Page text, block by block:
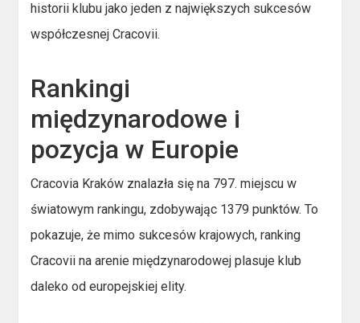
historii klubu jako jeden z największych sukcesów
współczesnej Cracovii.
Rankingi
międzynarodowe i
pozycja w Europie
Cracovia Kraków znalazła się na 797. miejscu w
światowym rankingu, zdobywając 1379 punktów. To
pokazuje, że mimo sukcesów krajowych, ranking
Cracovii na arenie międzynarodowej plasuje klub
daleko od europejskiej elity.